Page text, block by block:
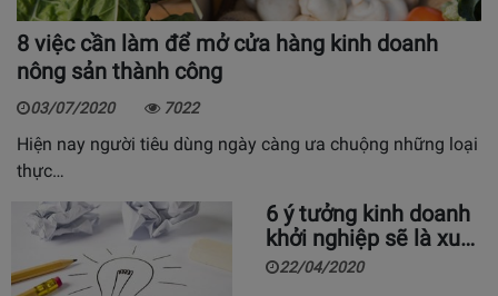
8 việc cần làm để mở cửa hàng kinh doanh
nông sản thành công
03/07/2020 7022
Hiện nay người tiêu dùng ngày càng ưa chuộng những loại
thực…
6 ý tưởng kinh doanh
khởi nghiệp sẽ là xu…
22/04/2020